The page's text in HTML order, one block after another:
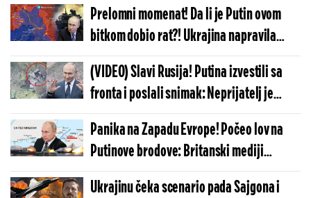
Prelomni momenat! Da li je Putin ovom
bitkom dobio rat?! Ukrajina napravila
strašnu glupost, sve se može srušiti kao
kula od karata!
(VIDEO) Slavi Rusija! Putina izvestili sa
fronta i poslali snimak: Neprijatelj je
razbijen u paramparčad, svi će uskoro biti
uništeni!
Panika na Zapadu Evrope! Počeo lov na
Putinove brodove: Britanski mediji
objavili dramatične vesti!
Ukrajinu čeka scenario pada Sajgona i